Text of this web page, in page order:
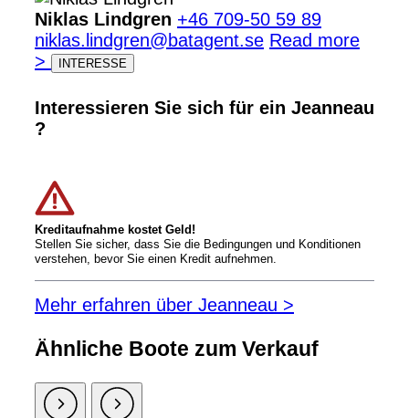
Niklas Lindgren +46 709-50 59 89
niklas.lindgren@batagent.se Read more
>
INTERESSE
Interessieren Sie sich für ein Jeanneau
?
Kreditaufnahme kostet Geld!
Stellen Sie sicher, dass Sie die Bedingungen und Konditionen
verstehen, bevor Sie einen Kredit aufnehmen.
Mehr erfahren über Jeanneau >
Ähnliche Boote zum Verkauf